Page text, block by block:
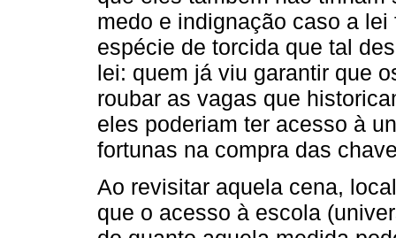
medo e indignação caso a
espécie de torcida que tal
lei: quem já viu garantir que
roubar as vagas que
eles poderiam ter acesso à
fortunas na compra das
Ao revisitar aquela cena,
que o acesso à escola